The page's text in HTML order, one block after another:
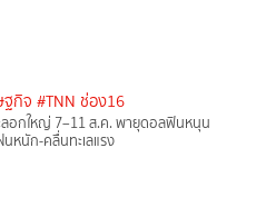
ฐกิจ #TNN ช่อง16
อกใหญ่ 7–11 ส.ค. พายุดอลฟินหนุน
นหนัก-คลื่นทะเลแรง